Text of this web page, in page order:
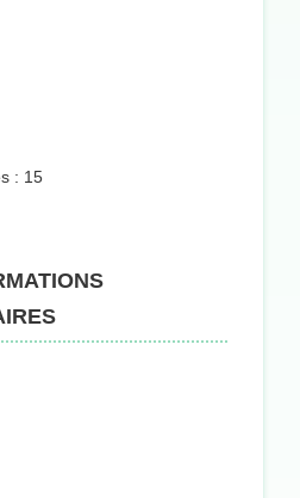
: 15